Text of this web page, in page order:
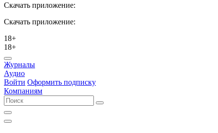
Скачать приложение:
Скачать приложение:
18+
18+
Журналы
Аудио
Войти Оформить подписку
Компаниям